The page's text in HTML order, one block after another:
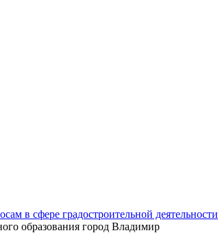
в сфере градостроительной деятельности
образования город Владимир